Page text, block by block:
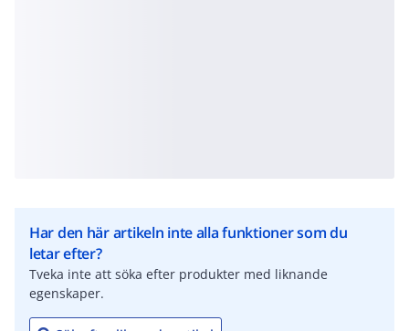
Har den här artikeln inte alla funktioner som du
letar efter?
Tveka inte att söka efter produkter med liknande
egenskaper.